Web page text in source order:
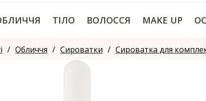
ТІЛО ВОЛОССЯ MAKE UP
Обличчя Сироватки Сироватка для